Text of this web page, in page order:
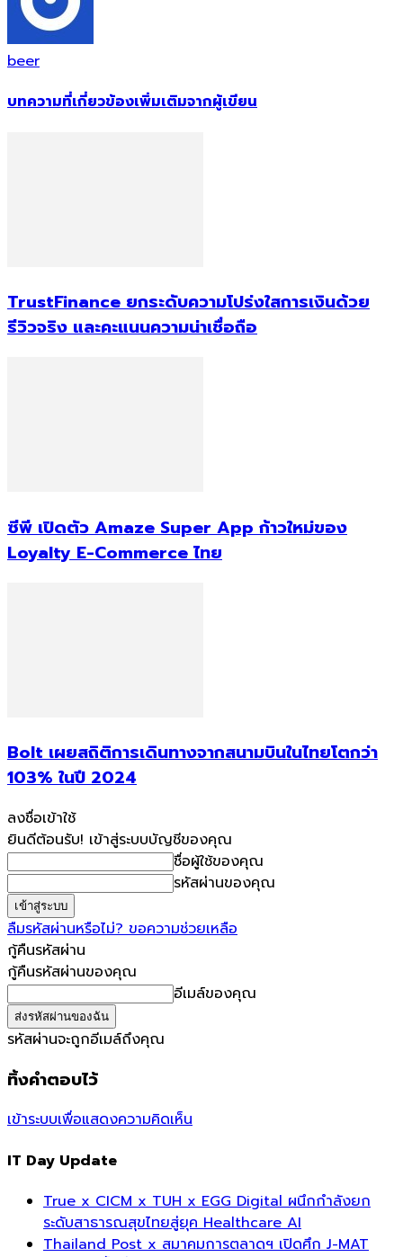
beer
บทความที่เกี่ยวข้องเพิ่มเติมจากผู้เขียน
TrustFinance ยกระดับความโปร่งใสการเงินด้วย
รีวิวจริง และคะแนนความน่าเชื่อถือ
ซีพี เปิดตัว Amaze Super App ก้าวใหม่ของ
Loyalty E-Commerce ไทย
Bolt เผยสถิติการเดินทางจากสนามบินในไทยโตกว่า
103% ในปี 2024
ลงชื่อเข้าใช้
ยินดีต้อนรับ! เข้าสู่ระบบบัญชีของคุณ
ชื่อผู้ใช้ของคุณ
รหัสผ่านของคุณ
ลืมรหัสผ่านหรือไม่? ขอความช่วยเหลือ
กู้คืนรหัสผ่าน
กู้คืนรหัสผ่านของคุณ
อีเมล์ของคุณ
รหัสผ่านจะถูกอีเมล์ถึงคุณ
ทิ้งคำตอบไว้
เข้าระบบเพื่อแสดงความคิดเห็น
IT Day Update
True x CICM x TUH x EGG Digital ผนึกกำลังยก
ระดับสาธารณสุขไทยสู่ยุค Healthcare AI
Thailand Post x สมาคมการตลาดฯ เปิดศึก J-MAT